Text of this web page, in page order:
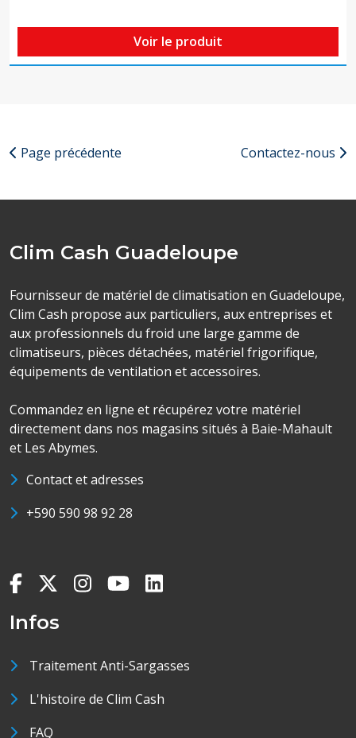
Voir le produit
Page précédente Contactez-nous
Clim Cash Guadeloupe
Fournisseur de matériel de climatisation en Guadeloupe,
Clim Cash propose aux particuliers, aux entreprises et
aux professionnels du froid une large gamme de
climatiseurs, pièces détachées, matériel frigorifique,
équipements de ventilation et accessoires.
Commandez en ligne et récupérez votre matériel
directement dans nos magasins situés à Baie-Mahault
et Les Abymes.
Contact et adresses
+590 590 98 92 28
Infos
Traitement Anti-Sargasses
L'histoire de Clim Cash
FAQ